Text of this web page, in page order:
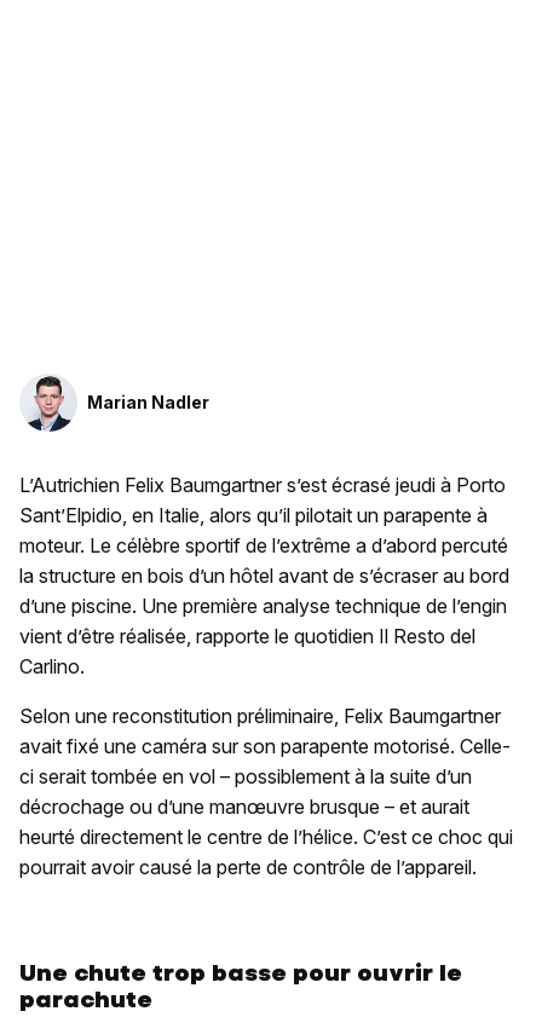
Marian Nadler
L’Autrichien Felix Baumgartner s’est écrasé jeudi à Porto
Sant’Elpidio, en Italie, alors qu’il pilotait un parapente à
moteur. Le célèbre sportif de l’extrême a d’abord percuté
la structure en bois d’un hôtel avant de s’écraser au bord
d’une piscine. Une première analyse technique de l’engin
vient d’être réalisée, rapporte le quotidien Il Resto del
Carlino.
Selon une reconstitution préliminaire, Felix Baumgartner
avait fixé une caméra sur son parapente motorisé. Celle-
ci serait tombée en vol – possiblement à la suite d’un
décrochage ou d’une manœuvre brusque – et aurait
heurté directement le centre de l’hélice. C’est ce choc qui
pourrait avoir causé la perte de contrôle de l’appareil.
Une chute trop basse pour ouvrir le
parachute